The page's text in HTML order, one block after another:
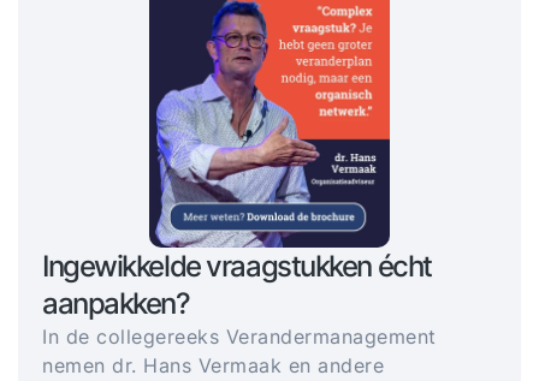
Ingewikkelde vraagstukken écht
aanpakken?
In de collegereeks Verandermanagement
nemen dr. Hans Vermaak en andere